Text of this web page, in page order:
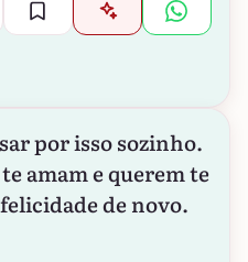
por isso sozinho.
amam e querem te
de novo.